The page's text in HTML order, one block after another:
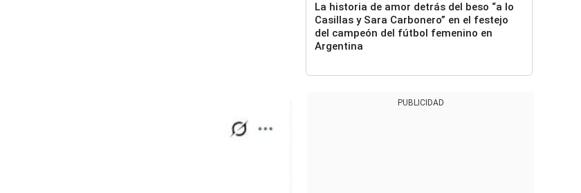
La historia de amor detrás del beso “a lo
Casillas y Sara Carbonero” en el festejo
del campeón del fútbol femenino en
Argentina
PUBLICIDAD